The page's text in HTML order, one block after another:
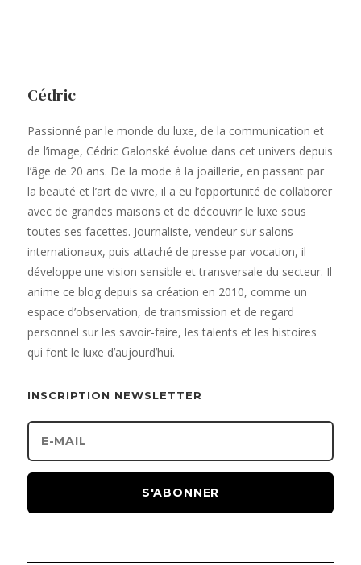
Cédric
Passionné par le monde du luxe, de la communication et
de l’image, Cédric Galonské évolue dans cet univers depuis
l’âge de 20 ans. De la mode à la joaillerie, en passant par
la beauté et l’art de vivre, il a eu l’opportunité de collaborer
avec de grandes maisons et de découvrir le luxe sous
toutes ses facettes. Journaliste, vendeur sur salons
internationaux, puis attaché de presse par vocation, il
développe une vision sensible et transversale du secteur. Il
anime ce blog depuis sa création en 2010, comme un
espace d’observation, de transmission et de regard
personnel sur les savoir-faire, les talents et les histoires
qui font le luxe d’aujourd’hui.
INSCRIPTION NEWSLETTER
S'ABONNER